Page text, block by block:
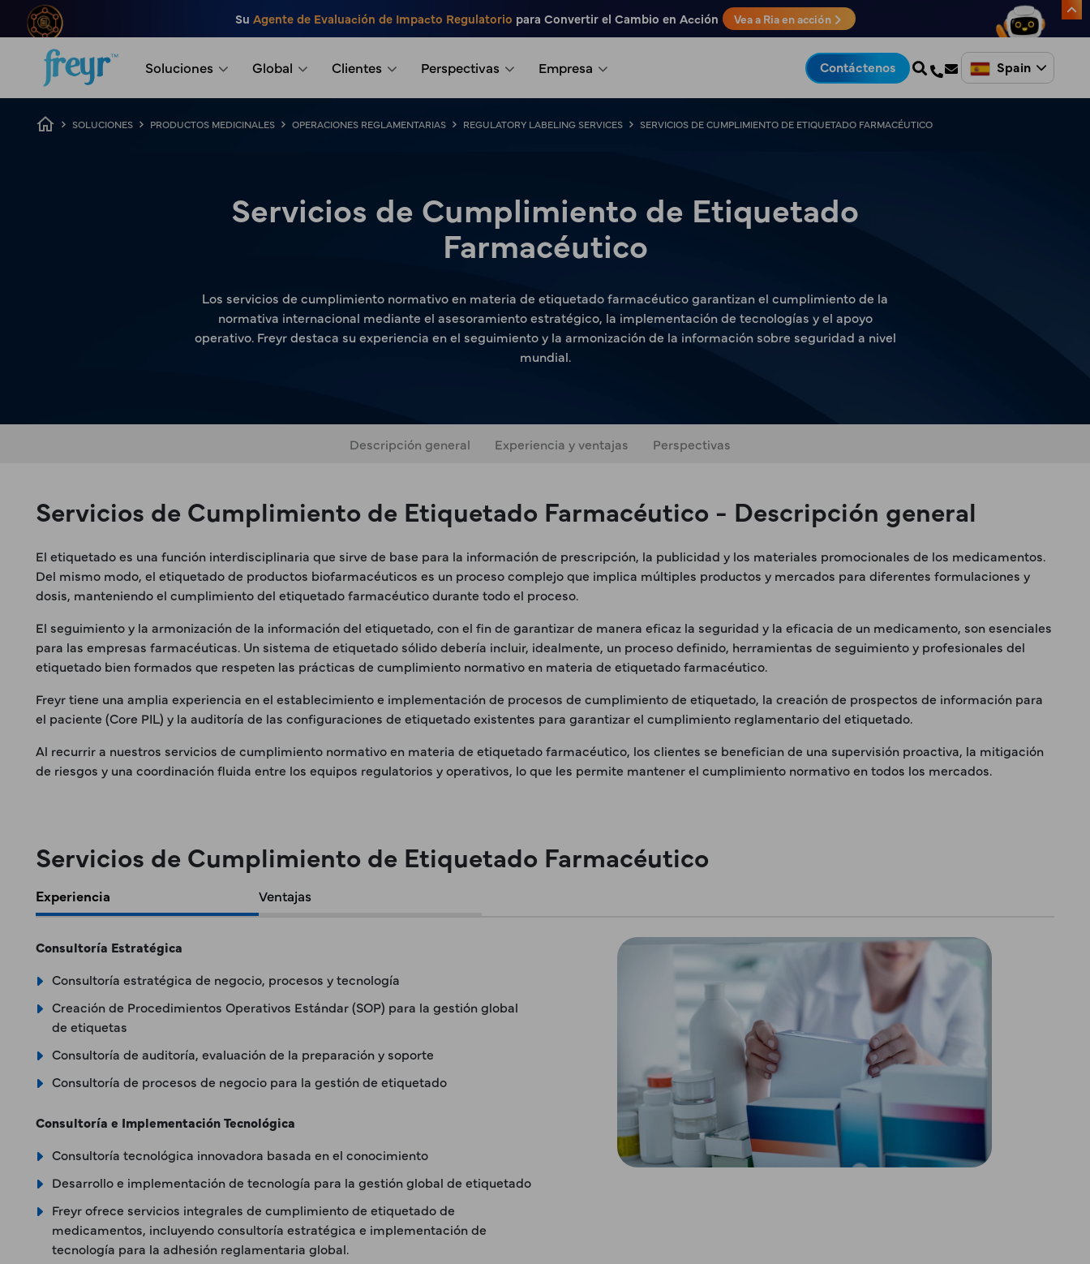
Saltar al contenido principal
Su Agente de Evaluación de Impacto Regulatorio para Convertir el Cambio en Acción Vea a Ria en acción
Soluciones Global Clientes Perspectivas Empresa Contáctenos Spain
Ruta de navegación
SOLUCIONES PRODUCTOS MEDICINALES OPERACIONES REGLAMENTARIAS REGULATORY LABELING SERVICES SERVICIOS DE CUMPLIMIENTO DE ETIQUETADO FARMACÉUTICO
Servicios de Cumplimiento de Etiquetado
Farmacéutico
Los servicios de cumplimiento normativo en materia de etiquetado farmacéutico garantizan el cumplimiento de la
normativa internacional mediante el asesoramiento estratégico, la implementación de tecnologías y el apoyo
operativo. Freyr destaca su experiencia en el seguimiento y la armonización de la información sobre seguridad a nivel
mundial.
Descripción general Experiencia y ventajas Perspectivas
Servicios de Cumplimiento de Etiquetado Farmacéutico - Descripción general
El etiquetado es una función interdisciplinaria que sirve de base para la información de prescripción, la publicidad y los materiales promocionales de los medicamentos.
Del mismo modo, el etiquetado de productos biofarmacéuticos es un proceso complejo que implica múltiples productos y mercados para diferentes formulaciones y
dosis, manteniendo el cumplimiento del etiquetado farmacéutico durante todo el proceso.
El seguimiento y la armonización de la información del etiquetado, con el fin de garantizar de manera eficaz la seguridad y la eficacia de un medicamento, son esenciales
para las empresas farmacéuticas. Un sistema de etiquetado sólido debería incluir, idealmente, un proceso definido, herramientas de seguimiento y profesionales del
etiquetado bien formados que respeten las prácticas de cumplimiento normativo en materia de etiquetado farmacéutico.
Freyr tiene una amplia experiencia en el establecimiento e implementación de procesos de cumplimiento de etiquetado, la creación de prospectos de información para
el paciente (Core PIL) y la auditoría de las configuraciones de etiquetado existentes para garantizar el cumplimiento reglamentario del etiquetado.
Al recurrir a nuestros servicios de cumplimiento normativo en materia de etiquetado farmacéutico, los clientes se benefician de una supervisión proactiva, la mitigación
de riesgos y una coordinación fluida entre los equipos regulatorios y operativos, lo que les permite mantener el cumplimiento normativo en todos los mercados.
Servicios de Cumplimiento de Etiquetado Farmacéutico
Experiencia Ventajas
Consultoría Estratégica
Consultoría estratégica de negocio, procesos y tecnología
Creación de Procedimientos Operativos Estándar (SOP) para la gestión global
de etiquetas
Consultoría de auditoría, evaluación de la preparación y soporte
Consultoría de procesos de negocio para la gestión de etiquetado
Consultoría e Implementación Tecnológica
Consultoría tecnológica innovadora basada en el conocimiento
Desarrollo e implementación de tecnología para la gestión global de etiquetado
Freyr ofrece servicios integrales de cumplimiento de etiquetado de
medicamentos, incluyendo consultoría estratégica e implementación de
tecnología para la adhesión reglamentaria global.